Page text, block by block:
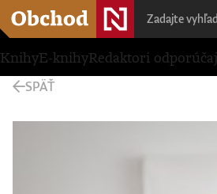
KnihyE-knihyRedaktori
SPÄŤ